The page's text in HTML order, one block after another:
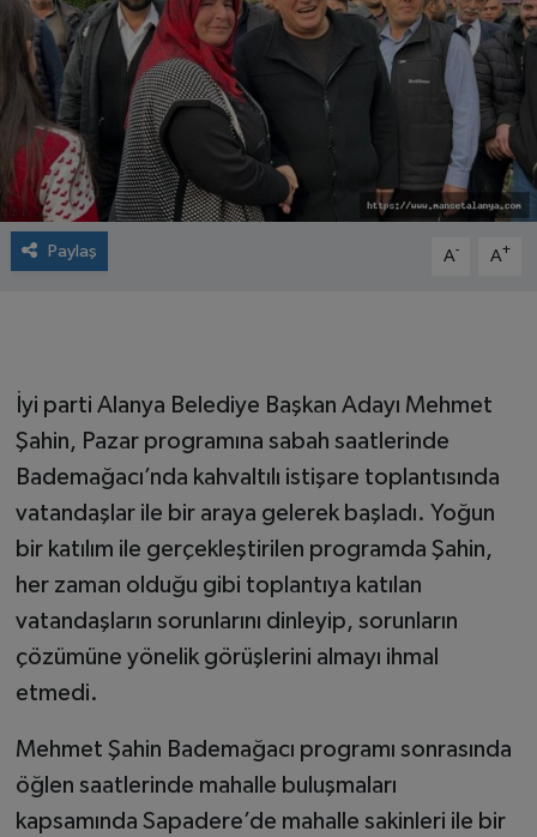
Paylaş A- A+
İyi parti Alanya Belediye Başkan Adayı Mehmet
Şahin, Pazar programına sabah saatlerinde
Bademağacı’nda kahvaltılı istişare toplantısında
vatandaşlar ile bir araya gelerek başladı. Yoğun
bir katılım ile gerçekleştirilen programda Şahin,
her zaman olduğu gibi toplantıya katılan
vatandaşların sorunlarını dinleyip, sorunların
çözümüne yönelik görüşlerini almayı ihmal
etmedi.
Mehmet Şahin Bademağacı programı sonrasında
öğlen saatlerinde mahalle buluşmaları
kapsamında Sapadere’de mahalle sakinleri ile bir